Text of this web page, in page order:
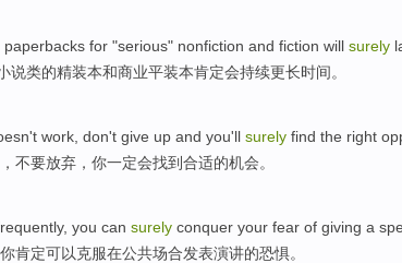
paperbacks for "serious" nonfiction and fiction will surely
说类的精装本和商业平装本肯定会持续更长时间。
't work don't give up and you'll surely find the right
， 不要放弃 ， 你一定会找到合适的机会。
, you can surely conquer your fear of giving a
你肯定可以克服在公共场合发表演讲的恐惧。